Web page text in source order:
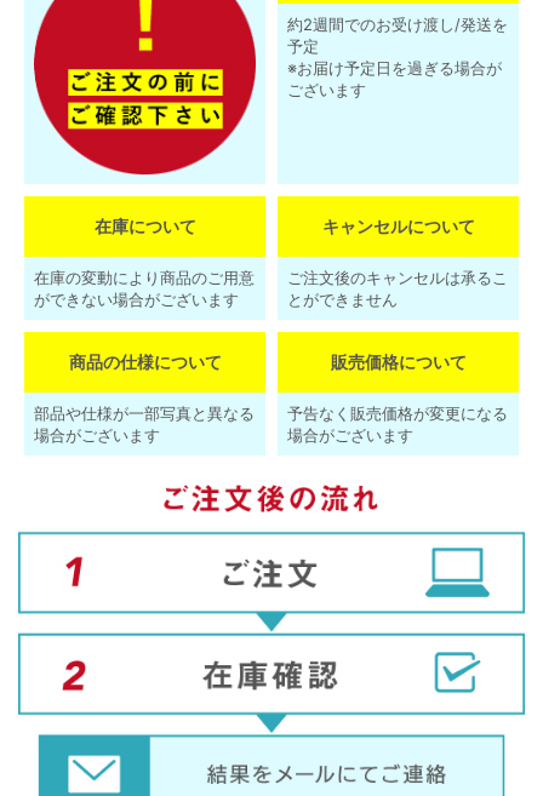
約2週間でのお受け渡し/発送を
予定
※お届け予定日を過ぎる場合が
ございます
在庫について
在庫の変動により商品のご用意
ができない場合がございます
キャンセルについて
ご注文後のキャンセルは承るこ
とができません
商品の仕様について
部品や仕様が一部写真と異なる
場合がございます
販売価格について
予告なく販売価格が変更になる
場合がございます